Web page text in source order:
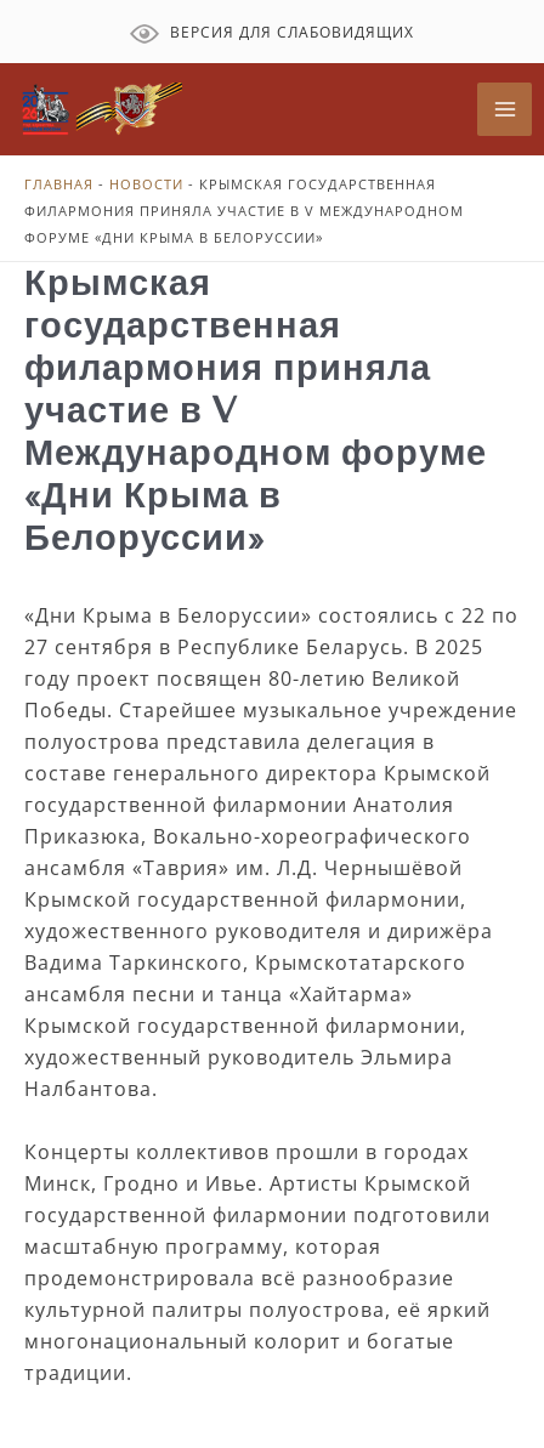
содержимому
ВЕРСИЯ ДЛЯ СЛАБОВИДЯЩИХ
ГЛАВНАЯ - НОВОСТИ - КРЫМСКАЯ ГОСУДАРСТВЕННАЯ
ФИЛАРМОНИЯ ПРИНЯЛА УЧАСТИЕ В V МЕЖДУНАРОДНОМ
ФОРУМЕ «ДНИ КРЫМА В БЕЛОРУССИИ»
Крымская
государственная
филармония приняла
участие в V
Международном форуме
«Дни Крыма в
Белоруссии»
«Дни Крыма в Белоруссии» состоялись с 22 по
27 сентября в Республике Беларусь. В 2025
году проект посвящен 80-летию Великой
Победы. Старейшее музыкальное учреждение
полуострова представила делегация в
составе генерального директора Крымской
государственной филармонии Анатолия
Приказюка, Вокально-хореографического
ансамбля «Таврия» им. Л.Д. Чернышёвой
Крымской государственной филармонии,
художественного руководителя и дирижёра
Вадима Таркинского, Крымскотатарского
ансамбля песни и танца «Хайтарма»
Крымской государственной филармонии,
художественный руководитель Эльмира
Налбантова.
Концерты коллективов прошли в городах
Минск, Гродно и Ивье. Артисты Крымской
государственной филармонии подготовили
масштабную программу, которая
продемонстрировала всё разнообразие
культурной палитры полуострова, её яркий
многонациональный колорит и богатые
традиции.